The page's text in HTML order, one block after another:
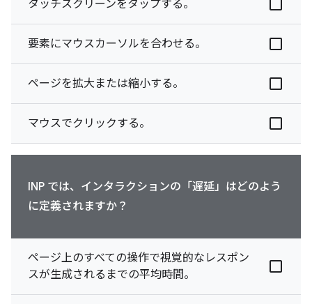
タッチスクリーンをタップする。
要素にマウスカーソルを合わせる。
ページを拡大または縮小する。
マウスでクリックする。
INP では、インタラクションの「遅延」はどのよう
に定義されますか？
ページ上のすべての操作で視覚的なレスポン
スが生成されるまでの平均時間。